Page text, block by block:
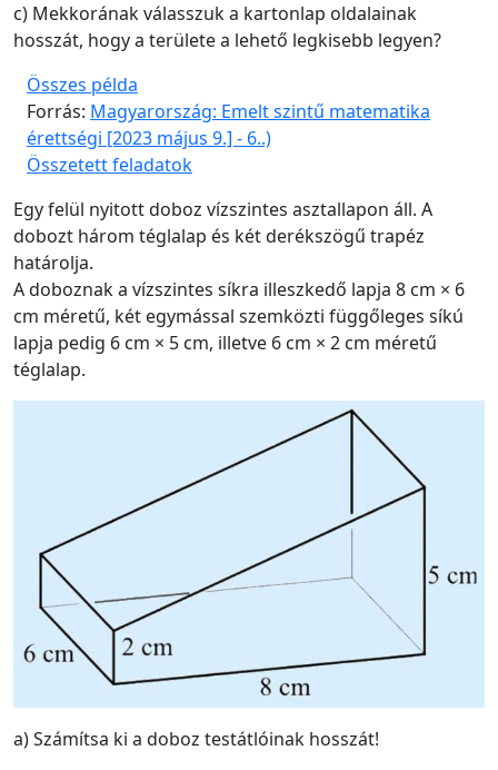
c) Mekkorának válasszuk a kartonlap oldalainak
hosszát, hogy a területe a lehető legkisebb legyen?
Összes példa
Forrás: Magyarország: Emelt szintű matematika
érettségi [2023 május 9.] - 6..)
Összetett feladatok
Egy felül nyitott doboz vízszintes asztallapon áll. A
dobozt három téglalap és két derékszögű trapéz
határolja.
A doboznak a vízszintes síkra illeszkedő lapja 8 cm × 6
cm méretű, két egymással szemközti függőleges síkú
lapja pedig 6 cm × 5 cm, illetve 6 cm × 2 cm méretű
téglalap.
a) Számítsa ki a doboz testátlóinak hosszát!